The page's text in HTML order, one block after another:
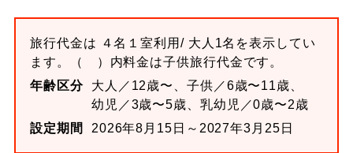
旅行代金は ４名１室利用/ 大人1名を表示してい
ます。
（ ）内料金は子供旅行代金です。
年齢区分
大人／12歳〜、子供／6歳〜11歳、
幼児／3歳〜5歳、乳幼児／0歳〜2歳
設定期間
2026年8月15日～2027年3月25日